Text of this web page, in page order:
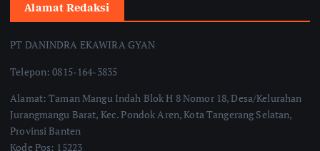
Alamat Redaksi
PT DANINDRA EKAWIRA GYAN
Telepon: 0815-164-3835
Alamat: Taman Mangu Indah Blok H 8 Nomor 18, Desa/Kelurahan
Jurangmangu Barat, Kec. Pondok Aren, Kota Tangerang Selatan,
Provinsi Banten
Kode Pos: 15223